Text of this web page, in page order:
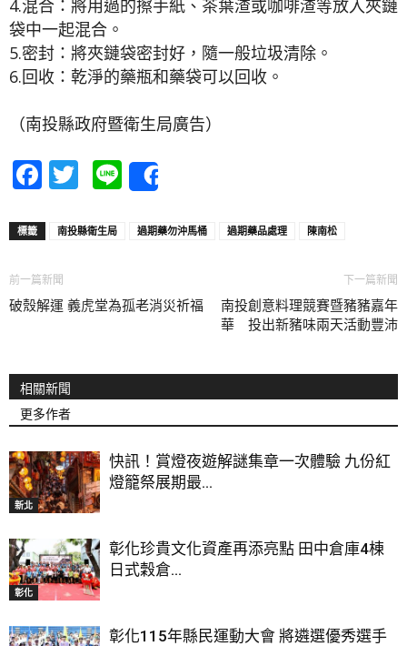
4.混合：將用過的擦手紙、茶葉渣或咖啡渣等放入夾鏈
袋中一起混合。
5.密封：將夾鏈袋密封好，隨一般垃圾清除。
6.回收：乾淨的藥瓶和藥袋可以回收。
（南投縣政府暨衛生局廣告）
Facebook
Twitter
Line
標籤 南投縣衛生局 過期藥勿沖馬桶 過期藥品處理 陳南松
前一篇新聞
破殼解運 義虎堂為孤老消災祈福
下一篇新聞
南投創意料理競賽暨豬豬嘉年
華 投出新豬味兩天活動豐沛
相關新聞
更多作者
新北
快訊！賞燈夜遊解謎集章一次體驗 九份紅
燈籠祭展期最...
彰化
彰化珍貴文化資產再添亮點 田中倉庫4棟
日式穀倉...
彰化115年縣民運動大會 將遴選優秀選手